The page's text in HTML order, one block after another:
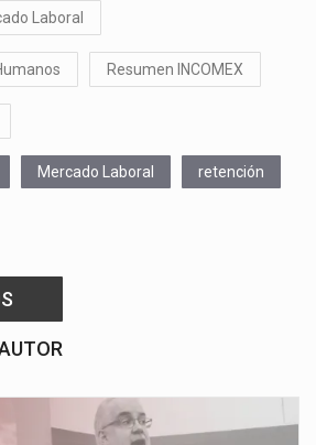
Laboral
Resumen INCOMEX
Mercado Laboral retención